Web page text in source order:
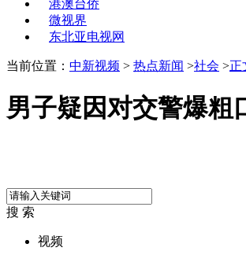
港澳台侨
微视界
东北亚电视网
当前位置： 中新视频 > 热点新闻 >社会 >正
男子疑因对交警爆粗
搜 索
视频